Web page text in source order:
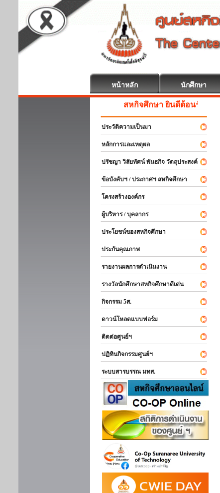
หน้าหลัก นักศึกษา
สหกิจศึกษา ยินดีต้อนรับ
ประวัติความเป็นมา
หลักการและเหตุผล
ปรัชญา วิสัยทัศน์ พันธกิจ วัตถุประสงค์
ข้อบังคับฯ / ประกาศฯ สหกิจศึกษา
โครงสร้างองค์กร
ผู้บริหาร / บุคลากร
ประโยชน์ของสหกิจศึกษา
ประกันคุณภาพ
รายงานผลการดำเนินงาน
รางวัลนักศึกษาสหกิจศึกษาดีเด่น
กิจกรรม 5ส.
ดาวน์โหลดแบบฟอร์ม
ติดต่อศูนย์ฯ
ปฏิทินกิจกรรมศูนย์ฯ
ระบบสารบรรณ มทส.